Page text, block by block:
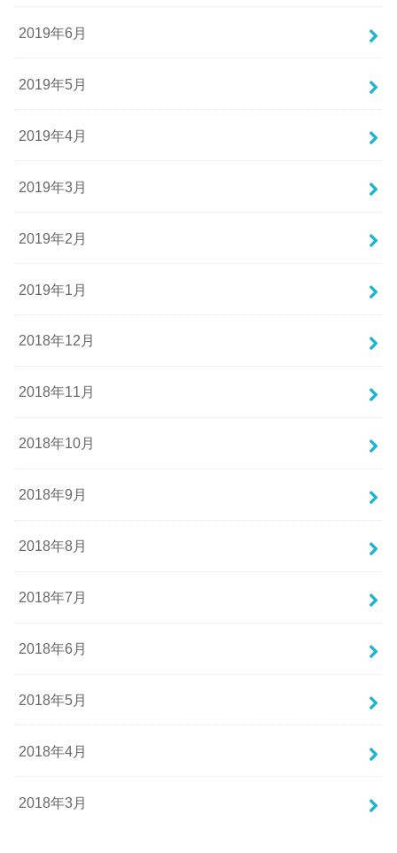
2019年6月
2019年5月
2019年4月
2019年3月
2019年2月
2019年1月
2018年12月
2018年11月
2018年10月
2018年9月
2018年8月
2018年7月
2018年6月
2018年5月
2018年4月
2018年3月